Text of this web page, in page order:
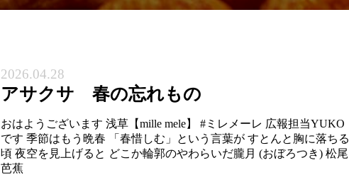
2026.04.28
アサクサ 春の忘れもの
おはようございます 浅草【mille mele】 #ミレメーレ 広報担当YUKO
です 季節はもう晩春 「春惜しむ」という言葉が すとんと胸に落ちる
頃 夜空を見上げると どこか輪郭のやわらいだ朧月 (おぼろつき) 松尾
芭蕉